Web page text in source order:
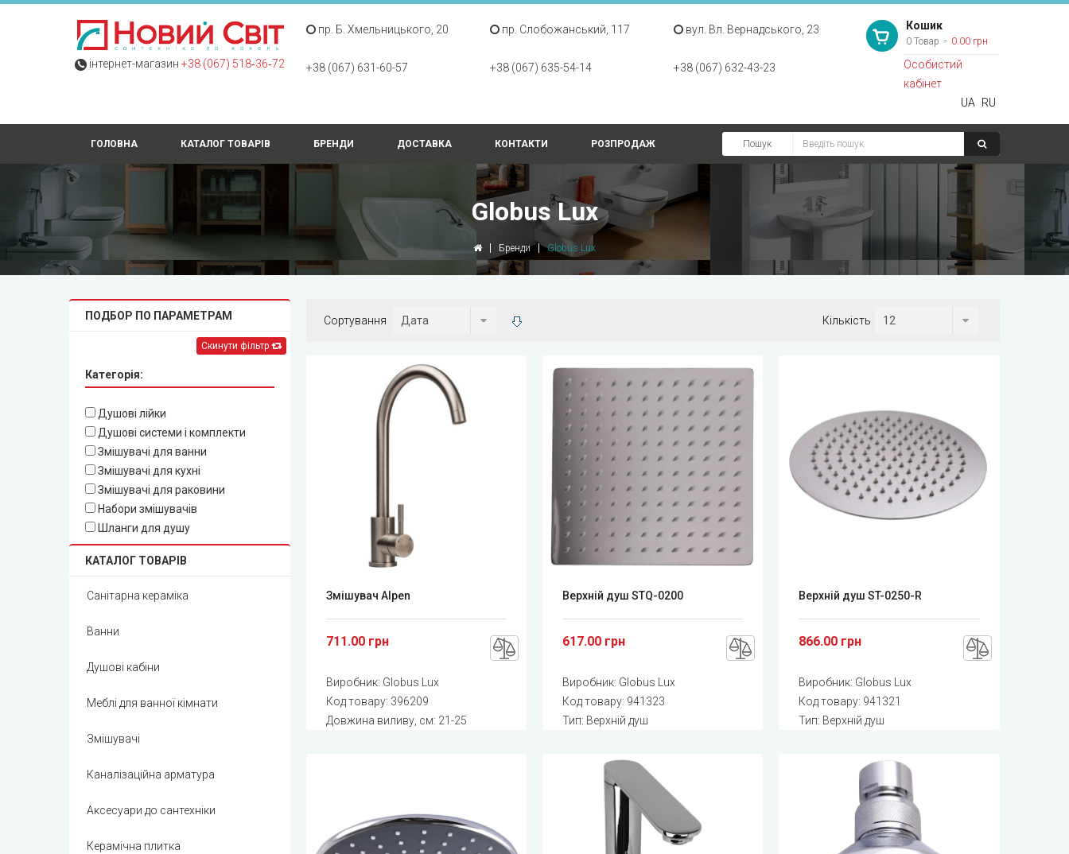
інтернет-магазин +38 (067) 518‑36‑72
пр. Б. Хмельницького, 20
+38 (067) 631-60-57
пр. Слобожанський, 117
+38 (067) 635-54-14
вул. Вл. Вернадського, 23
+38 (067) 632-43-23
Кошик
0 Товар 0.00 грн
Особистий
кабінет
UA
RU
ГОЛОВНА КАТАЛОГ ТОВАРІВ БРЕНДИ ДОСТАВКА КОНТАКТИ РОЗПРОДАЖ Пошук
Globus Lux
Бренди Globus Lux
ПОДБОР ПО ПАРАМЕТРАМ
Скинути фільтр
Категорія:
Душові лійки
Душові системи і комплекти
Змішувачі для ванни
Змішувачі для кухні
Змішувачі для раковини
Набори змішувачів
Шланги для душу
КАТАЛОГ ТОВАРІВ
Санітарна кераміка
Ванни
Душові кабіни
Меблі для ванної кімнати
Змішувачі
Каналізаційна арматура
Аксесуари до сантехніки
Керамічна плитка
Сортування Кількість
Змішувач Alpen
711.00 грн
Виробник: Globus Lux
Код товару: 396209
Довжина виливу, см: 21-25
Верхній душ STQ-0200
617.00 грн
Виробник: Globus Lux
Код товару: 941323
Тип: Верхній душ
Верхній душ ST-0250-R
866.00 грн
Виробник: Globus Lux
Код товару: 941321
Тип: Верхній душ